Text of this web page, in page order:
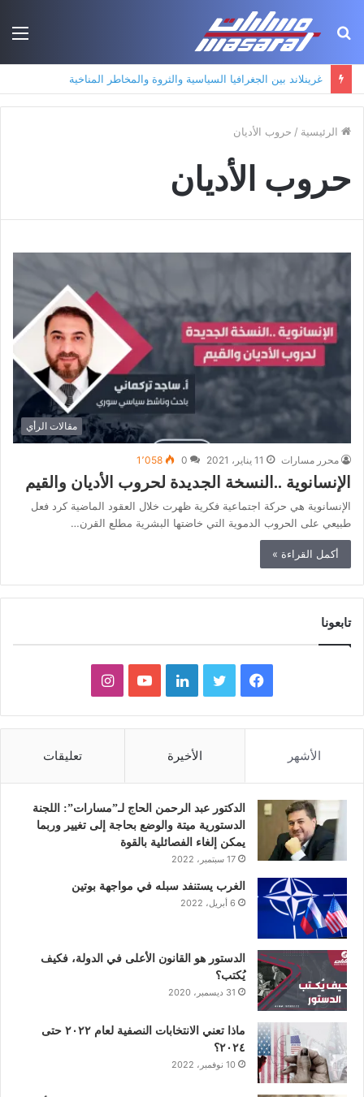
بحث
غرينلاند بين الجغرافيا السياسية والثروة والمخاطر المناخية
الرئيسية / حروب الأديان
حروب الأديان
مقالات الرأي
محرر مسارات 11 يناير، 2021 0 1٬058
الإنسانوية ..النسخة الجديدة لحروب الأديان والقيم
الإنسانوية هي حركة اجتماعية فكرية ظهرت خلال العقود الماضية كرد فعل
طبيعي على الحروب الدموية التي خاضتها البشرية مطلع القرن…
أكمل القراءة »
تابعونا
ي
و
ك
و
ر
ي
د
إ
و
و
ب
ن
ق
الأشهر الأخيرة تعليقات
الدكتور عبد الرحمن الحاج لـ”مسارات”: اللجنة
الدستورية ميتة والوضع بحاجة إلى تغيير وربما
يمكن إلغاء الفصائلية بالقوة
17 سبتمبر، 2022
الغرب يستنفد سبله في مواجهة بوتين
6 أبريل، 2022
الدستور هو القانون الأعلى في الدولة، فكيف
يُكتب؟
31 ديسمبر، 2020
ماذا تعني الانتخابات النصفية لعام ٢٠٢٢ حتى
٢٠٢٤؟
10 نوفمبر، 2022